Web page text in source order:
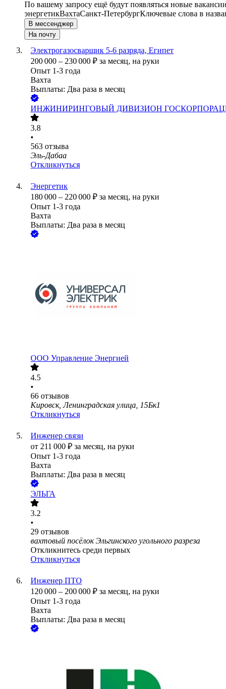
По вашему запросу ещё будут появляться новые
энергетикВахтаСанкт-ПетербургКлючевые слова в
В мессенджер
На почту
Электрогазосварщик 5-6 разряда, Египет
200 000 – 230 000 ₽ за месяц, на руки
Опыт 1-3 года
Вахта
Выплаты: Два раза в месяц
ИНЖИНИРИНГОВЫЙ ДИВИЗИОН
3.8
•
563 отзыва
Эль-Дабаа
Откликнуться
Энергетик
180 000 – 220 000 ₽ за месяц, на руки
Опыт 1-3 года
Вахта
Выплаты: Два раза в месяц
ООО Управление Энергией
4.5
•
66 отзывов
Кировск, Ленинградская улица, 15Бк1
Откликнуться
Инженер связи
от 211 000 ₽ за месяц, на руки
Опыт 1-3 года
Вахта
Выплаты: Два раза в месяц
ЭЛЬГА
3.2
•
29 отзывов
вахтовый посёлок Эльгинского угольного разреза
Откликнитесь среди первых
Откликнуться
Инженер ПТО
120 000 – 200 000 ₽ за месяц, на руки
Опыт 1-3 года
Вахта
Выплаты: Два раза в месяц